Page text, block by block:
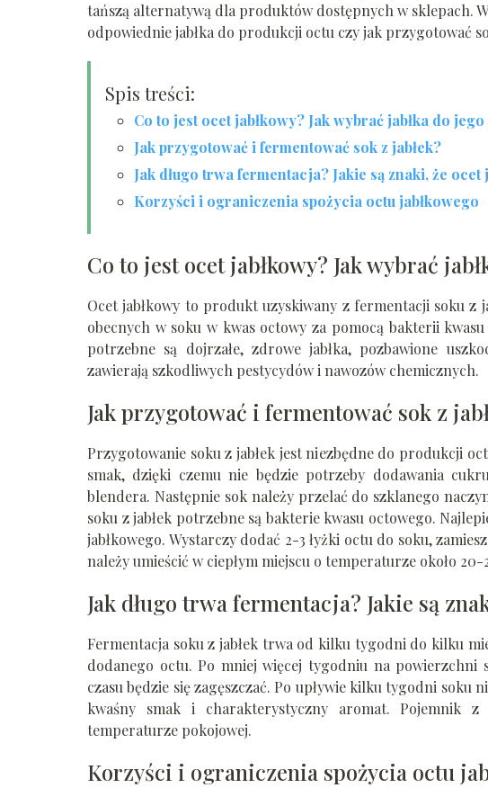
tańszą alternatywą dla produktów dostępnych w sklepach.
odpowiednie jabłka do produkcji octu czy jak przygotować
Spis treści:
Co to jest ocet jabłkowy? Jak wybrać jabłka do
Jak przygotować i fermentować sok z jabłek?
Jak długo trwa fermentacja? Jakie są znaki, że
Korzyści i ograniczenia spożycia octu jabłkowego
Co to jest ocet jabłkowy? Jak wybrać
Ocet jabłkowy to produkt uzyskiwany z fermentacji soku z
obecnych w soku w kwas octowy za pomocą bakterii
potrzebne są dojrzałe, zdrowe jabłka, pozbawione
zawierają szkodliwych pestycydów i nawozów chemicznych.
Jak przygotować i fermentować sok z
Przygotowanie soku z jabłek jest niezbędne do produkcji
smak, dzięki czemu nie będzie potrzeby dodawania
blendera. Następnie sok należy przelać do szklanego
soku z jabłek potrzebne są bakterie kwasu octowego.
jabłkowego. Wystarczy dodać 2-3 łyżki octu do soku,
należy umieścić w ciepłym miejscu o temperaturze około 20-
Jak długo trwa fermentacja? Jakie są
Fermentacja soku z jabłek trwa od kilku tygodni do kilku
dodanego octu. Po mniej więcej tygodniu na powierzchni
czasu będzie się zagęszczać. Po upływie kilku tygodni soku
kwaśny smak i charakterystyczny aromat. Pojemnik
temperaturze pokojowej.
Korzyści i ograniczenia spożycia octu